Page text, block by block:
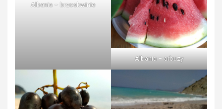
Albania – brzoskwinie
Albania – arbuzy